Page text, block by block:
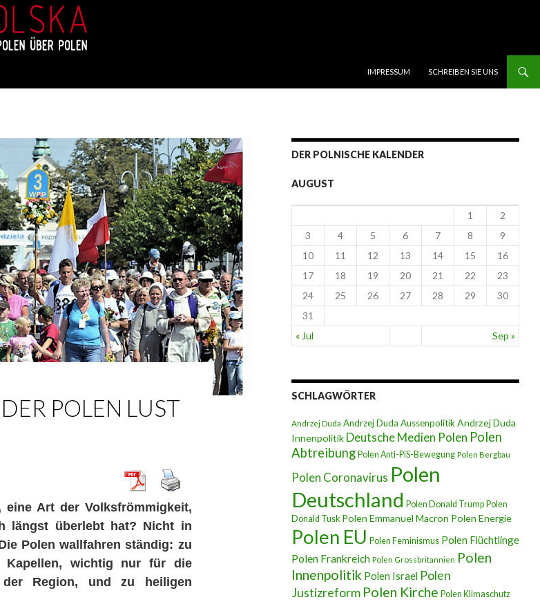
IMPRESSUM
SCHREIBEN SIE UNS
POLEN LUST
eine Art der Volksfrömmigkeit,
längst ü berlebt hat? Nicht in
Polen wallfahren ständig: zu
Kapellen, wichtig nur für die
der Region, und zu heiligen
DER POLNISCHE KALENDER
AUGUST
« Jul Sep »
1
2
3
4 5 6 7 8
9
10
11 12 13 14 15
16
17
18 19 20 21 22
23
24
25 26 27 28 29
30
31
SCHLAGWÖRTER
Andrzej Duda Andrzej Duda Aussenpolitik Andrzej Duda
Innenpolitik Deutsche Medien Polen Polen
Abtreibung Polen Anti-PiS-Bewegung Polen Bergbau
Polen Coronavirus Polen
Deutschland Polen Donald Trump Polen
Donald Tusk Polen Emmanuel Macron Polen Energie
Polen EU Polen Feminismus Polen Flüchtlinge
Polen Frankreich Polen Grossbritannien Polen
Innenpolitik Polen Israel Polen
Justizreform Polen Kirche Polen Klimaschutz